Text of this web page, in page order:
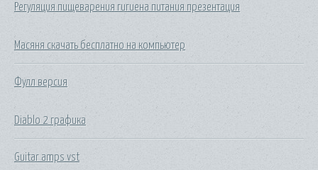
Регуляция пищеварения гигиена питания презентация
Масяня скачать бесплатно на компьютер
Фулл версия
Diablo 2 графика
Guitar amps vst